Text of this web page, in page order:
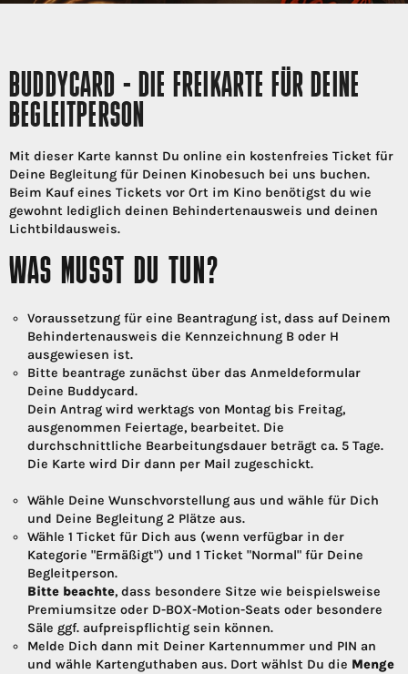
BUDDYCARD - DIE FREIKARTE FÜR DEINE
BEGLEITPERSON
Mit dieser Karte kannst Du online ein kostenfreies Ticket für
Deine Begleitung für Deinen Kinobesuch bei uns buchen.
Beim Kauf eines Tickets vor Ort im Kino benötigst du wie
gewohnt lediglich deinen Behindertenausweis und deinen
Lichtbildausweis.
WAS MUSST DU TUN?
Voraussetzung für eine Beantragung ist, dass auf Deinem
Behindertenausweis die Kennzeichnung B oder H
ausgewiesen ist.
Bitte beantrage zunächst über das Anmeldeformular
Deine Buddycard.
Dein Antrag wird werktags von Montag bis Freitag,
ausgenommen Feiertage, bearbeitet. Die
durchschnittliche Bearbeitungsdauer beträgt ca. 5 Tage.
Die Karte wird Dir dann per Mail zugeschickt.
Wähle Deine Wunschvorstellung aus und wähle für Dich
und Deine Begleitung 2 Plätze aus.
Wähle 1 Ticket für Dich aus (wenn verfügbar in der
Kategorie "Ermäßigt") und 1 Ticket "Normal" für Deine
Begleitperson.
Bitte beachte, dass besondere Sitze wie beispielsweise
Premiumsitze oder D-BOX-Motion-Seats oder besondere
Säle ggf. aufpreispflichtig sein können.
Melde Dich dann mit Deiner Kartennummer und PIN an
und wähle Kartenguthaben aus. Dort wählst Du die Menge